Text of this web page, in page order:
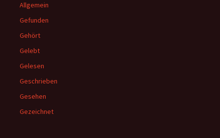
Allgemein
Gefunden
Gehört
Gelebt
Gelesen
Geschrieben
Gesehen
Gezeichnet